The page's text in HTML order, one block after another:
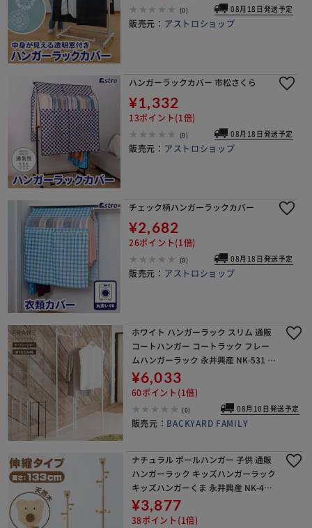
(0) 08月18日発送予定
販売元： アストロショップ
ハンガーラックカバー 市松さくら
¥1,332
13ポイント(1倍)
(0) 08月18日発送予定
販売元： アストロショップ
チェック柄ハンガーラックカバー
¥2,682
26ポイント(1倍)
(0) 08月18日発送予定
販売元： アストロショップ
ホワイト ハンガーラック スリム 通販
コートハンガー コートラック フレー
ムハンガーラック 永井興産 NK-531 ポ
ールスタンド 折りたたみ 折り畳み ポ
ールハンガー 洋服掛け コート掛け ス
¥6,033
60ポイント(1倍)
(0) 08月10日発送予定
販売元： BACKYARD FAMILY
ナチュラル ポールハンガー 子供 通販
ハンガーラック キッズハンガーラック
キッズハンガーくま 永井興産 NK-402
2 ポールスタンド コートハンガー 洋服
掛け 木製 木目 洋服かけ ポール 玄関
¥3,877
38ポイント(1倍)